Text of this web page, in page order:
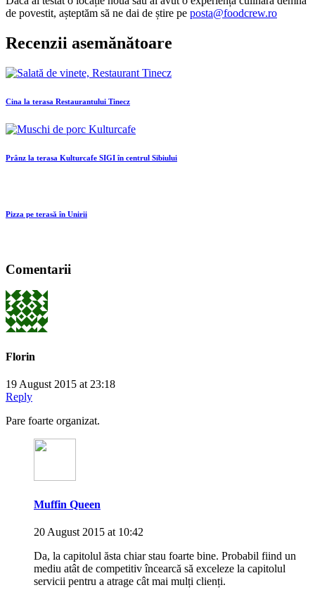
de povestit, așteptăm să ne dai de știre pe posta@foodcrew.ro
Recenzii asemănătoare
Cina la terasa Restaurantului Tinecz
Prânz la terasa Kulturcafe SIGI în centrul Sibiului
Pizza pe terasă în Unirii
Comentarii
Florin
19 August 2015 at 23:18
Reply
Pare foarte organizat.
Muffin Queen
20 August 2015 at 10:42
Da, la capitolul ăsta chiar stau foarte bine. Probabil fiind un
mediu atât de competitiv încearcă să exceleze la capitolul
servicii pentru a atrage cât mai mulți clienți.